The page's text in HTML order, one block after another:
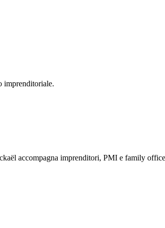
imprenditoriale.
accompagna imprenditori, PMI e family